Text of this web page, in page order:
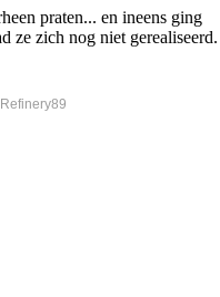
praten... en ineens ging
ze zich nog niet gerealiseerd.